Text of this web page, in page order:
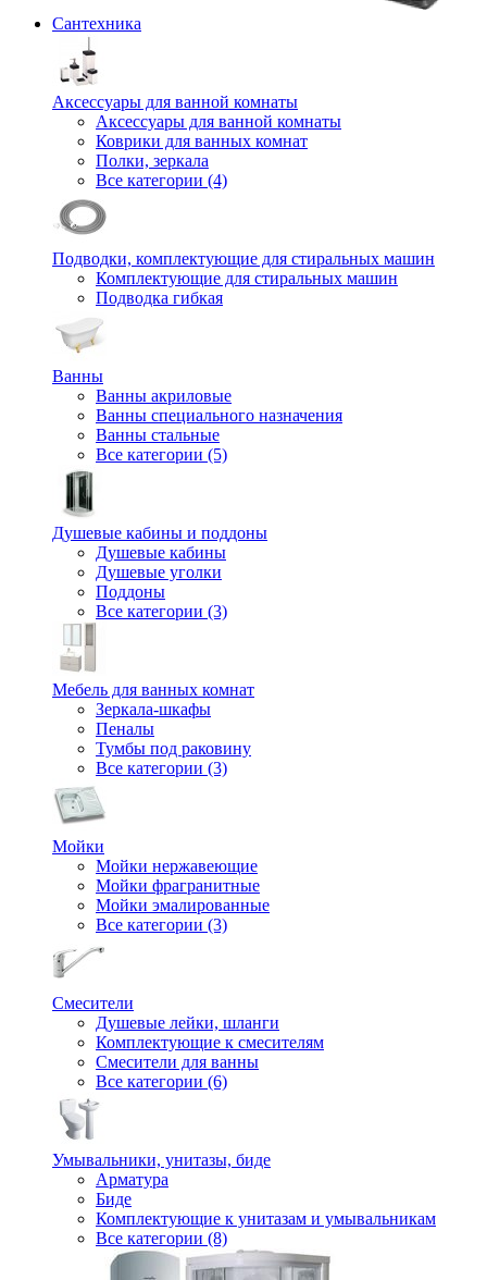
Сантехника
Аксессуары для ванной комнаты
Аксессуары для ванной комнаты
Коврики для ванных комнат
Полки, зеркала
Все категории (4)
Подводки, комплектующие для стиральных машин
Комплектующие для стиральных машин
Подводка гибкая
Ванны
Ванны акриловые
Ванны специального назначения
Ванны стальные
Все категории (5)
Душевые кабины и поддоны
Душевые кабины
Душевые уголки
Поддоны
Все категории (3)
Мебель для ванных комнат
Зеркала-шкафы
Пеналы
Тумбы под раковину
Все категории (3)
Мойки
Мойки нержавеющие
Мойки фрагранитные
Мойки эмалированные
Все категории (3)
Смесители
Душевые лейки, шланги
Комплектующие к смесителям
Смесители для ванны
Все категории (6)
Умывальники, унитазы, биде
Арматура
Биде
Комплектующие к унитазам и умывальникам
Все категории (8)